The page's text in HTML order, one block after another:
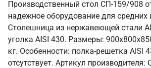
Производственный стол СП-159/908
надежное оборудование для средних
Столешница из нержавеющей стали
уголка AISI 430. Размеры:
кг. Особенности: полка-решетка AISI
отсутствует. Артикул